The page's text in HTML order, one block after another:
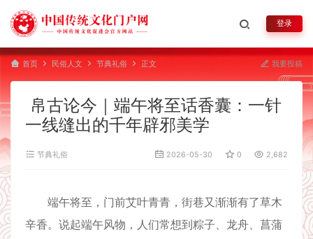
登录
首页 民俗人文 节典礼俗 正文 我要投稿
帛古论今｜端午将至话香囊：一针
一线缝出的千年辟邪美学
节典礼俗 2026-05-30 0 2,682
端午将至，门前艾叶青青，街巷又渐渐有了草木
辛香。说起端午风物，人们常想到粽子、龙舟、菖蒲